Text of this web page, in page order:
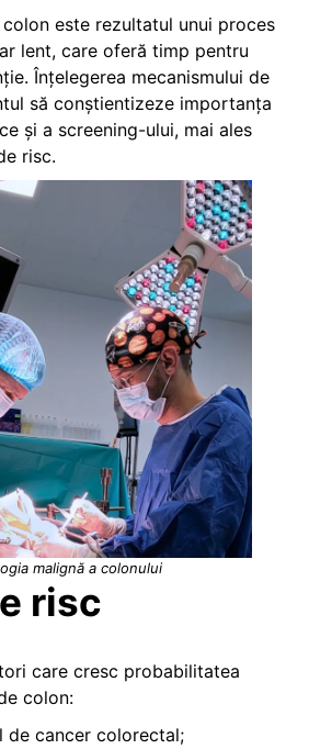
este rezultatul unui proces
lent, care oferă timp pentru
Înțelegerea mecanismului de
să conștientizeze importanța
și a screening-ului, mai ales
risc.
malignă a colonului
risc
care cresc probabilitatea
colon:
de cancer colorectal;